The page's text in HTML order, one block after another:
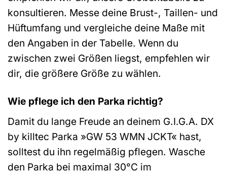
konsultieren. Messe deine Brust-, Taillen- und
Hüftumfang und vergleiche deine Maße mit
den Angaben in der Tabelle. Wenn du
zwischen zwei Größen liegst, empfehlen wir
dir, die größere Größe zu wählen.
Wie pflege ich den Parka richtig?
Damit du lange Freude an deinem G.I.G.A. DX
by killtec Parka »GW 53 WMN JCKT« hast,
solltest du ihn regelmäßig pflegen. Wasche
den Parka bei maximal 30°C im